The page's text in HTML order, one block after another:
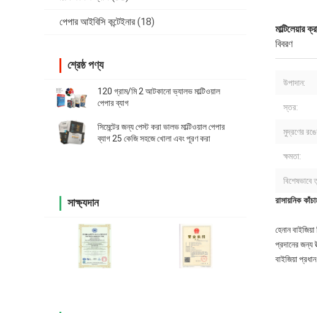
পেপার আইবিসি কন্টেইনার (18)
শ্রেষ্ঠ পণ্য
120 গ্রাম/মি 2 আটকানো ভ্যালভ মাল্টিওয়াল
পেপার ব্যাগ
সিমেন্টের জন্য পেস্ট করা ভালভ মাল্টিওয়াল পেপার
ব্যাগ 25 কেজি সহজে খোলা এবং পূরণ করা
সাক্ষ্যদান
বিবরণ
উপাদান:
স্তর:
মুদ্রণের
ক্ষমতা:
বিশেষভাবে
রাসায়নিক
হেনান
প্রদানের জন্য
বাইজিয়া